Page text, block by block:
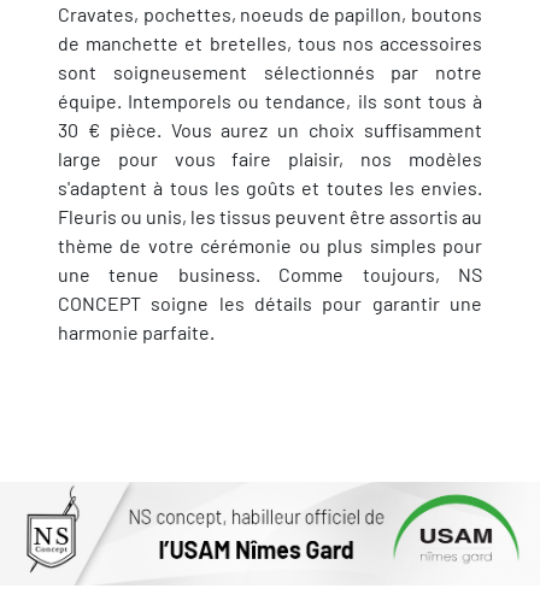
Cravates, pochettes, noeuds de papillon, boutons
de manchette et bretelles, tous nos accessoires
sont soigneusement sélectionnés par notre
équipe. Intemporels ou tendance, ils sont tous à
30 € pièce. Vous aurez un choix suffisamment
large pour vous faire plaisir, nos modèles
s'adaptent à tous les goûts et toutes les envies.
Fleuris ou unis, les tissus peuvent être assortis au
thème de votre cérémonie ou plus simples pour
une tenue business. Comme toujours, NS
CONCEPT soigne les détails pour garantir une
harmonie parfaite.